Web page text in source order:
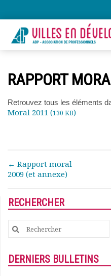
contact@villes-
Accueil
Le bureau
Statuts de l’association
Calendrier des activités
Assemblées générales
Comptes rendus mensuels
Rapports moraux
Nous rejoindre
RAPPORT
Retrouvez tous les éléments
Moral 2011 (130 KB)
Post navigation
← Rapport moral
2009 (et annexe)
RECHERCHER
Search
for:
DERNIERS BULLETINS